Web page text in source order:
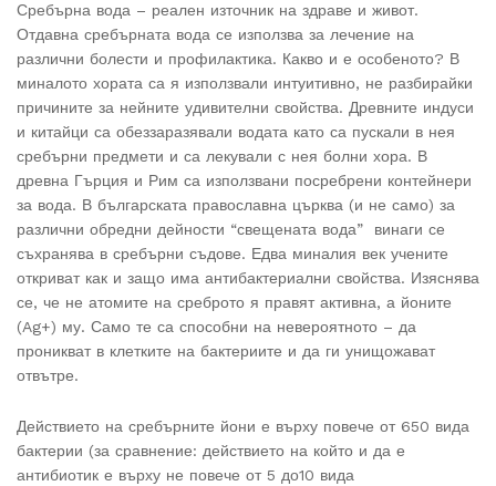
Сребърна вода – реален източник на здраве и живот.
Отдавна сребърната вода се използва за лечение на
различни болести и профилактика. Какво и е особеното? В
миналото хората са я използвали интуитивно, не разбирайки
причините за нейните удивителни свойства. Древните индуси
и китайци са обеззаразявали водата като са пускали в нея
сребърни предмети и са лекували с нея болни хора. В
древна Гърция и Рим са използвани посребрени контейнери
за вода. В българската православна църква (и не само) за
различни обредни дейности “свещената вода” винаги се
съхранява в сребърни съдове. Едва миналия век учените
откриват как и защо има антибактериални свойства. Изяснява
се, че не атомите на среброто я правят активна, а йоните
(Ag+) му. Само те са способни на невероятното – да
проникват в клетките на бактериите и да ги унищожават
отвътре.
Действието на сребърните йони е върху повече от 650 вида
бактерии (за сравнение: действието на който и да е
антибиотик е върху не повече от 5 до10 вида